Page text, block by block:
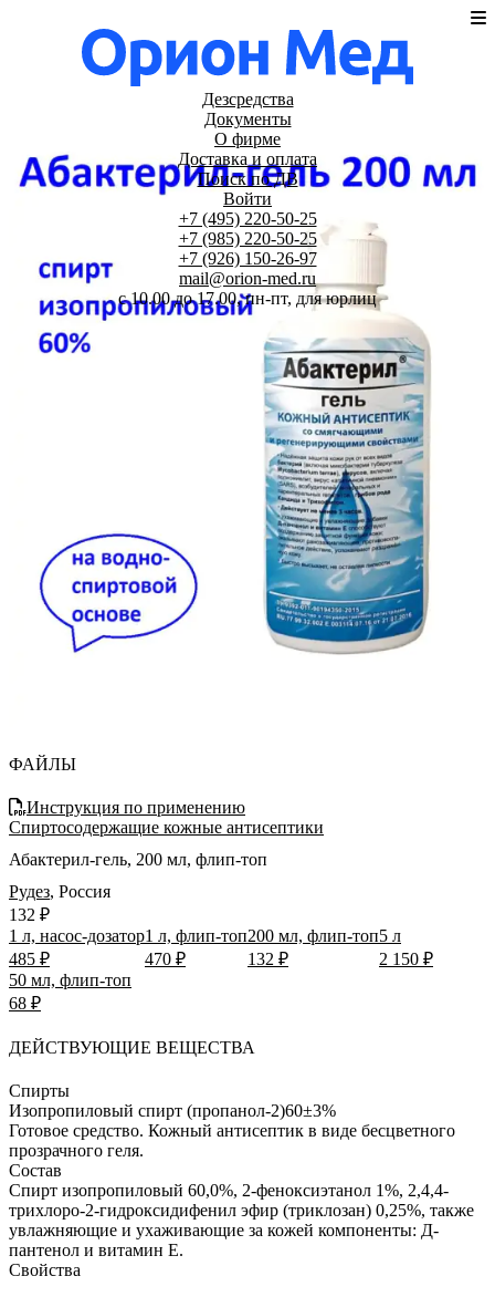
Дезсредства
Документы
О фирме
Доставка и оплата
Поиск по ДВ
Войти
+7 (495) 220-50-25
+7 (985) 220-50-25
+7 (926) 150-26-97
mail@orion-med.ru
c 10.00 до 17.00, пн-пт, для юрлиц
ФАЙЛЫ
Инструкция по применению
Спиртосодержащие кожные антисептики
Абактерил-гель, 200 мл, флип-топ
Рудез, Россия
1 л, насос-дозатор
485 ₽
1 л, флип-топ
470 ₽
200 мл, флип-топ
132 ₽
5 л
2 150 ₽
50 мл, флип-топ
68 ₽
ДЕЙСТВУЮЩИЕ ВЕЩЕСТВА
Спирты
Изопропиловый спирт (пропанол-2)60±3%
Готовое средство. Кожный антисептик в виде бесцветного
прозрачного геля.
Состав
Спирт изопропиловый 60,0%, 2-феноксиэтанол 1%, 2,4,4-
трихлоро-2-гидроксидифенил эфир (триклозан) 0,25%, также
увлажняющие и ухаживающие за кожей компоненты: Д-
пантенол и витамин Е.
Свойства
132 ₽